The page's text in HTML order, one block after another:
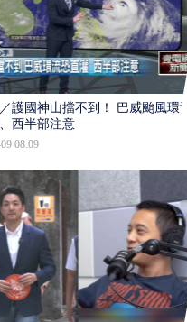
護國神山擋不到！ 巴威颱風環流
西半部注意
08:09